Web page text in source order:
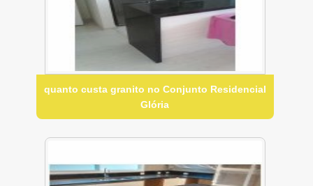
quanto custa granito no Conjunto Residencial
Glória